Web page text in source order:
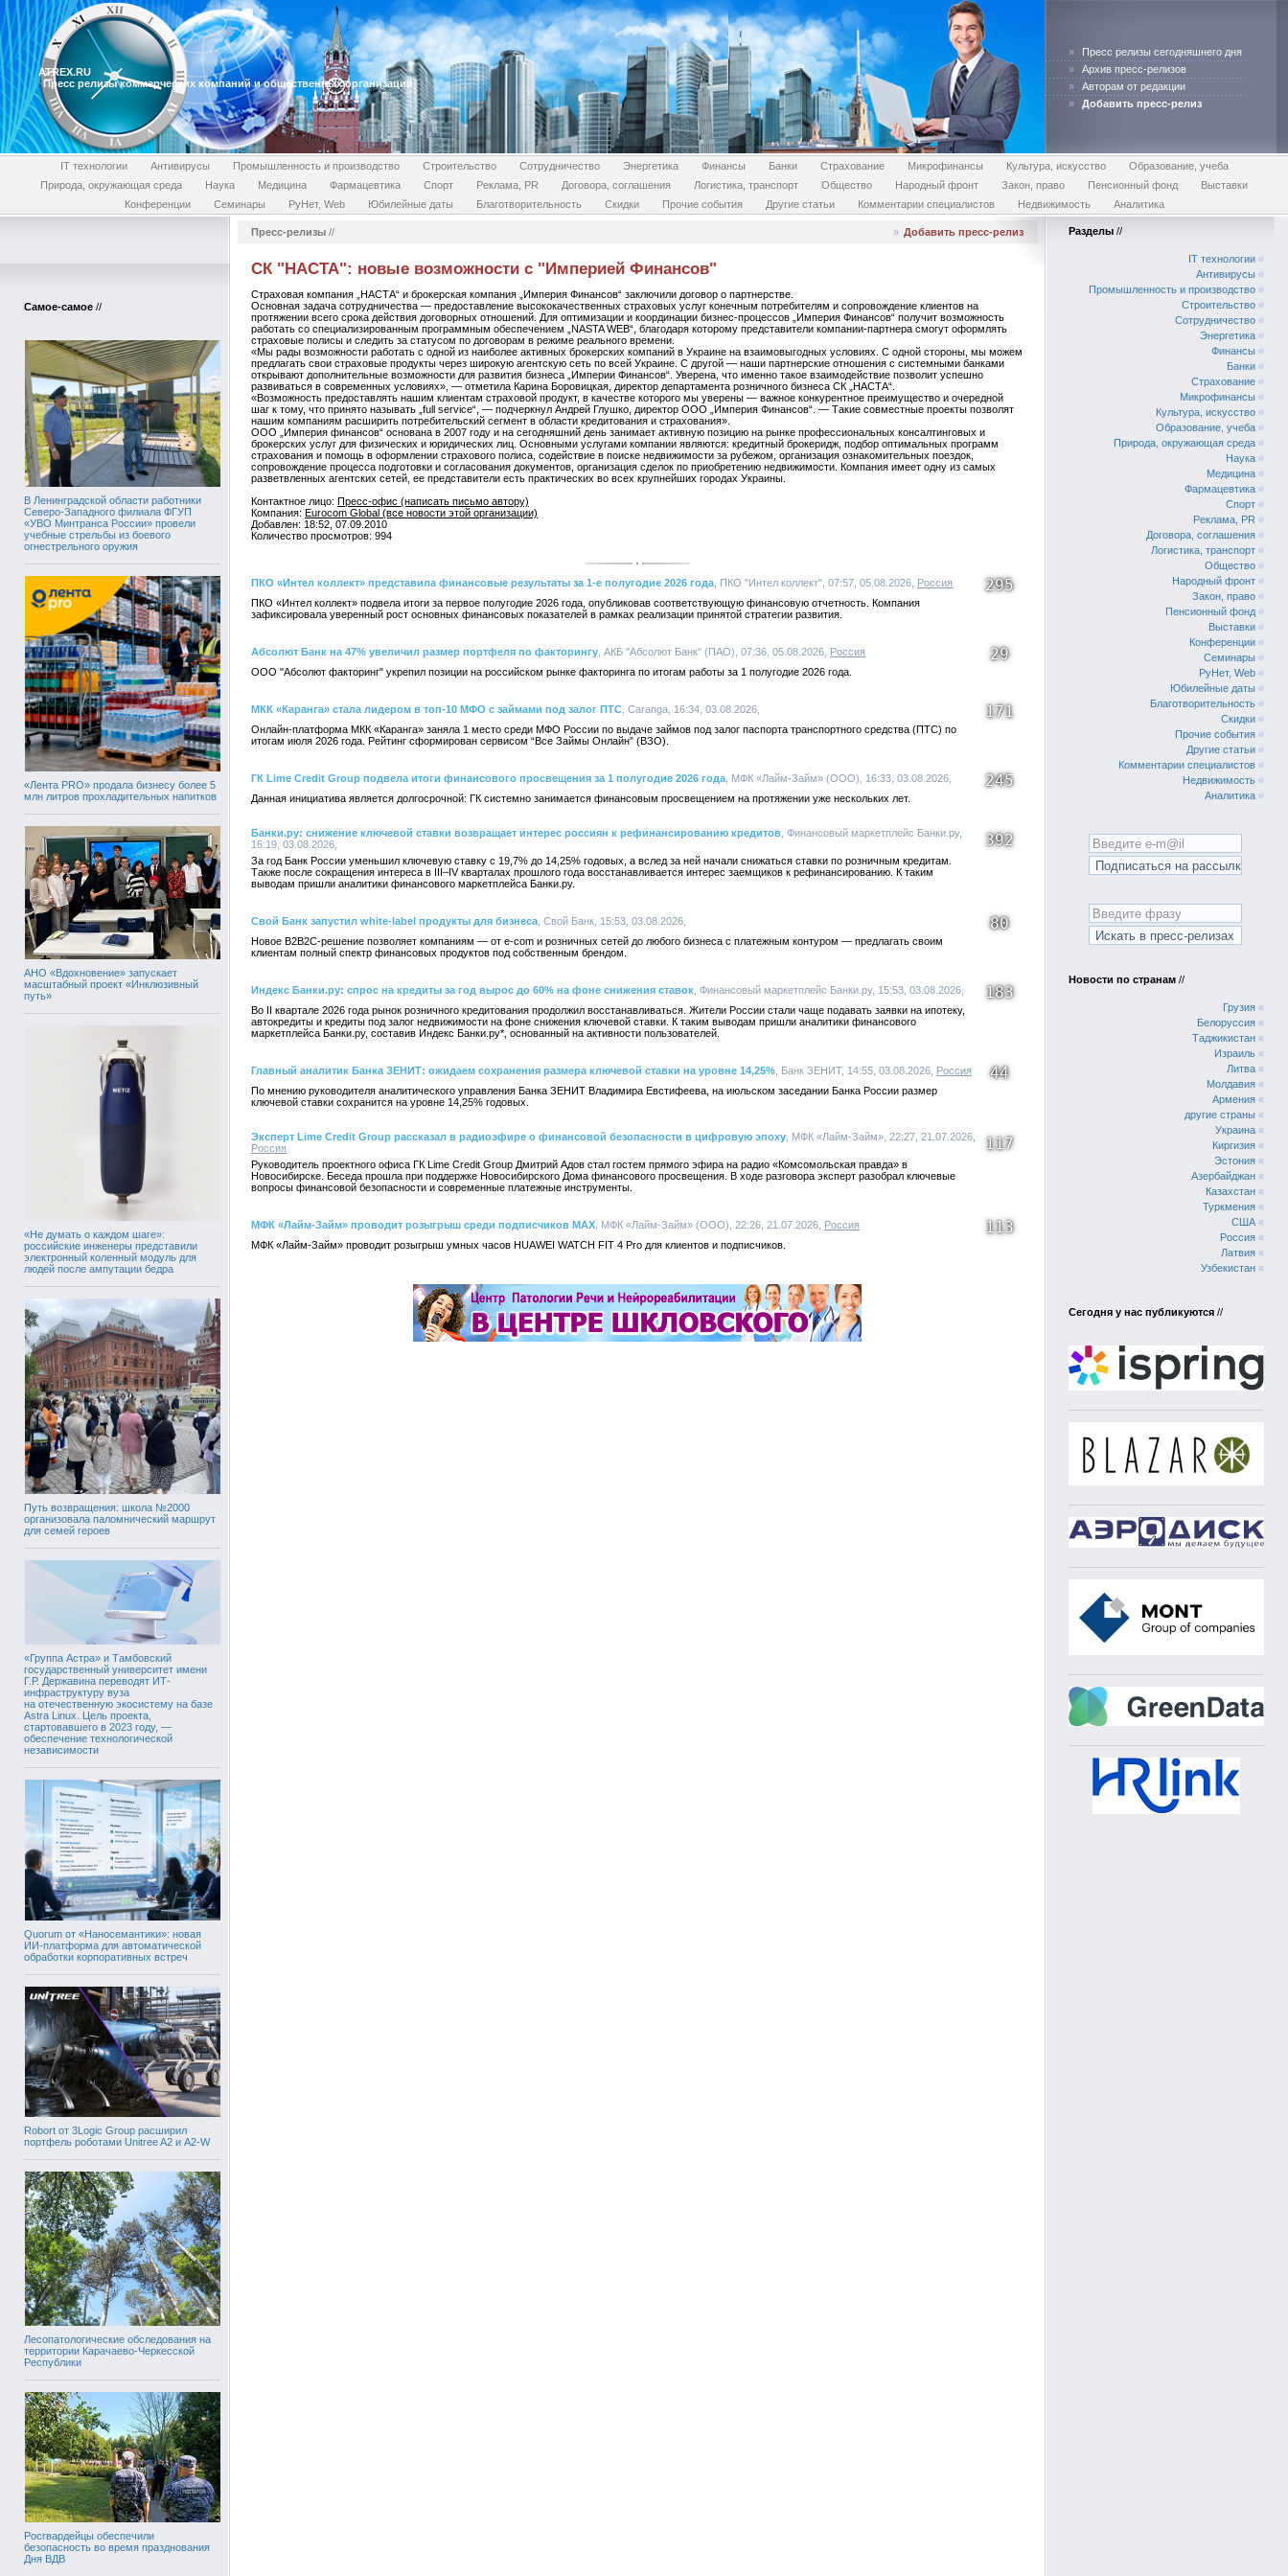
ATREX.RU
Пресс релизы коммерческих компаний и общественных организаций
»
Пресс релизы сегодняшнего дня
»
Архив пресс-релизов
»
Авторам от редакции
»
Добавить пресс-релиз
IT технологии Антивирусы Промышленность и производство Строительство Сотрудничество Энергетика Финансы Банки Страхование Микрофинансы Культура, искусство
Образование, учеба
Природа, окружающая среда
Наука Медицина Фармацевтика Спорт Реклама, PR Договора, соглашения Логистика, транспорт Общество Народный фронт Закон, право Пенсионный фонд
Выставки
Конференции
Семинары РуНет, Web Юбилейные даты Благотворительность Скидки Прочие события Другие статьи Комментарии специалистов Недвижимость Аналитика
Самое-самое //
В Ленинградской области работники
Северо-Западного филиала ФГУП
«УВО Минтранса России» провели
учебные стрельбы из боевого
огнестрельного оружия
«Лента PRO» продала бизнесу более 5
млн литров прохладительных напитков
АНО «Вдохновение» запускает
масштабный проект «Инклюзивный
путь»
«Не думать о каждом шаге»:
российские инженеры представили
электронный коленный модуль для
людей после ампутации бедра
Путь возвращения: школа №2000
организовала паломнический маршрут
для семей героев
«Группа Астра» и Тамбовский
государственный университет имени
Г.Р. Державина переводят ИТ-
инфраструктуру вуза
на отечественную экосистему на базе
Astra Linux. Цель проекта,
стартовавшего в 2023 году, —
обеспечение технологической
независимости
Quorum от «Наносемантики»: новая
ИИ-платформа для автоматической
обработки корпоративных встреч
Robort от 3Logic Group расширил
портфель роботами Unitree A2 и A2-W
Лесопатологические обследования на
территории Карачаево-Черкесской
Республики
Росгвардейцы обеспечили
безопасность во время празднования
Дня ВДВ
Пресс-релизы // » Добавить пресс-релиз
СК "НАСТА": новые возможности с "Империей Финансов"
Страховая компания „НАСТА“ и брокерская компания „Империя Финансов“ заключили договор о партнерстве.
Основная задача сотрудничества — предоставление высококачественных страховых услуг конечным потребителям и сопровождение клиентов на
протяжении всего срока действия договорных отношений. Для оптимизации и координации бизнес-процессов „Империя Финансов“ получит возможность
работать со специализированным программным обеспечением „NASTA WEB“, благодаря которому представители компании-партнера смогут оформлять
страховые полисы и следить за статусом по договорам в режиме реального времени.
«Мы рады возможности работать с одной из наиболее активных брокерских компаний в Украине на взаимовыгодных условиях. С одной стороны, мы можем
предлагать свои страховые продукты через широкую агентскую сеть по всей Украине. С другой — наши партнерские отношения с системными банками
открывают дополнительные возможности для развития бизнеса „Империи Финансов“. Уверена, что именно такое взаимодействие позволит успешно
развиваться в современных условиях», — отметила Карина Боровицкая, директор департамента розничного бизнеса СК „НАСТА“.
«Возможность предоставлять нашим клиентам страховой продукт, в качестве которого мы уверены — важное конкурентное преимущество и очередной
шаг к тому, что принято называть „full service“, — подчеркнул Андрей Глушко, директор ООО „Империя Финансов“. — Такие совместные проекты позволят
нашим компаниям расширить потребительский сегмент в области кредитования и страхования».
ООО „Империя финансов“ основана в 2007 году и на сегодняшний день занимает активную позицию на рынке профессиональных консалтинговых и
брокерских услуг для физических и юридических лиц. Основными услугами компании являются: кредитный брокеридж, подбор оптимальных программ
страхования и помощь в оформлении страхового полиса, содействие в поиске недвижимости за рубежом, организация ознакомительных поездок,
сопровождение процесса подготовки и согласования документов, организация сделок по приобретению недвижимости. Компания имеет одну из самых
разветвленных агентских сетей, ее представители есть практических во всех крупнейших городах Украины.
Контактное лицо: Пресс-офис (написать письмо автору)
Компания: Eurocom Global (все новости этой организации)
Добавлен: 18:52, 07.09.2010
Количество просмотров: 994
ПКО «Интел коллект» представила финансовые результаты за 1-е полугодие 2026 года , ПКО "Интел коллект", 07:57, 05.08.2026, Россия 295
ПКО «Интел коллект» подвела итоги за первое полугодие 2026 года, опубликовав соответствующую финансовую отчетность. Компания
зафиксировала уверенный рост основных финансовых показателей в рамках реализации принятой стратегии развития.
Абсолют Банк на 47% увеличил размер портфеля по факторингу , АКБ "Абсолют Банк" (ПАО), 07:36, 05.08.2026, Россия 29
ООО "Абсолют факторинг" укрепил позиции на российском рынке факторинга по итогам работы за 1 полугодие 2026 года.
МКК «Каранга» стала лидером в топ-10 МФО с займами под залог ПТС , Caranga, 16:34, 03.08.2026, 171
Онлайн-платформа МКК «Каранга» заняла 1 место среди МФО России по выдаче займов под залог паспорта транспортного средства (ПТС) по
итогам июля 2026 года. Рейтинг сформирован сервисом “Все Займы Онлайн” (ВЗО).
ГК Lime Credit Group подвела итоги финансового просвещения за 1 полугодие 2026 года , МФК «Лайм-Займ» (ООО), 16:33, 03.08.2026, 245
Данная инициатива является долгосрочной: ГК системно занимается финансовым просвещением на протяжении уже нескольких лет.
Банки.ру: снижение ключевой ставки возвращает интерес россиян к рефинансированию кредитов , Финансовый маркетплейс Банки.ру,
16:19, 03.08.2026,
392
За год Банк России уменьшил ключевую ставку с 19,7% до 14,25% годовых, а вслед за ней начали снижаться ставки по розничным кредитам.
Также после сокращения интереса в III–IV кварталах прошлого года восстанавливается интерес заемщиков к рефинансированию. К таким
выводам пришли аналитики финансового маркетплейса Банки.ру.
Свой Банк запустил white-label продукты для бизнеса , Свой Банк, 15:53, 03.08.2026, 80
Новое B2B2C-решение позволяет компаниям — от e-com и розничных сетей до любого бизнеса с платежным контуром — предлагать своим
клиентам полный спектр финансовых продуктов под собственным брендом.
Индекс Банки.ру: спрос на кредиты за год вырос до 60% на фоне снижения ставок , Финансовый маркетплейс Банки.ру, 15:53, 03.08.2026, 183
Во II квартале 2026 года рынок розничного кредитования продолжил восстанавливаться. Жители России стали чаще подавать заявки на ипотеку,
автокредиты и кредиты под залог недвижимости на фоне снижения ключевой ставки. К таким выводам пришли аналитики финансового
маркетплейса Банки.ру, составив Индекс Банки.ру*, основанный на активности пользователей.
Главный аналитик Банка ЗЕНИТ: ожидаем сохранения размера ключевой ставки на уровне 14,25% , Банк ЗЕНИТ, 14:55, 03.08.2026, Россия 44
По мнению руководителя аналитического управления Банка ЗЕНИТ Владимира Евстифеева, на июльском заседании Банка России размер
ключевой ставки сохранится на уровне 14,25% годовых.
Эксперт Lime Credit Group рассказал в радиоэфире о финансовой безопасности в цифровую эпоху , МФК «Лайм-Займ», 22:27, 21.07.2026,
Россия
117
Руководитель проектного офиса ГК Lime Credit Group Дмитрий Адов стал гостем прямого эфира на радио «Комсомольская правда» в
Новосибирске. Беседа прошла при поддержке Новосибирского Дома финансового просвещения. В ходе разговора эксперт разобрал ключевые
вопросы финансовой безопасности и современные платежные инструменты.
МФК «Лайм-Займ» проводит розыгрыш среди подписчиков MAX , МФК «Лайм-Займ» (ООО), 22:26, 21.07.2026, Россия 113
МФК «Лайм-Займ» проводит розыгрыш умных часов HUAWEI WATCH FIT 4 Pro для клиентов и подписчиков.
Разделы //
IT технологии «
Антивирусы «
Промышленность и производство «
Строительство «
Сотрудничество «
Энергетика «
Финансы «
Банки «
Страхование «
Микрофинансы «
Культура, искусство «
Образование, учеба «
Природа, окружающая среда «
Наука «
Медицина «
Фармацевтика «
Спорт «
Реклама, PR «
Договора, соглашения «
Логистика, транспорт «
Общество «
Народный фронт «
Закон, право «
Пенсионный фонд «
Выставки «
Конференции «
Семинары «
РуНет, Web «
Юбилейные даты «
Благотворительность «
Скидки «
Прочие события «
Другие статьи «
Комментарии специалистов «
Недвижимость «
Аналитика «
Новости по странам //
Грузия «
Белоруссия «
Таджикистан «
Израиль «
Литва «
Молдавия «
Армения «
другие страны «
Украина «
Киргизия «
Эстония «
Азербайджан «
Казахстан «
Туркмения «
США «
Россия «
Латвия «
Узбекистан «
Сегодня у нас публикуются //